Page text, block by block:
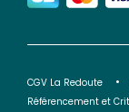
CGV La Redoute
Référencement et